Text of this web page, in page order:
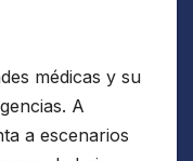
médicas y su
A
a escenarios